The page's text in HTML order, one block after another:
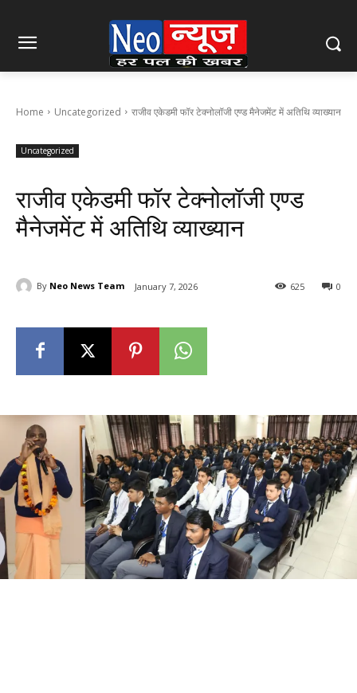
Home Uncategorized राजीव एकेडमी फॉर टेक्नोलॉजी एण्ड मैनेजमेंट में अतिथि व्याख्यान
Uncategorized
राजीव एकेडमी फॉर टेक्नोलॉजी एण्ड
मैनेजमेंट में अतिथि व्याख्यान
By Neo News Team January 7, 2026 0
625